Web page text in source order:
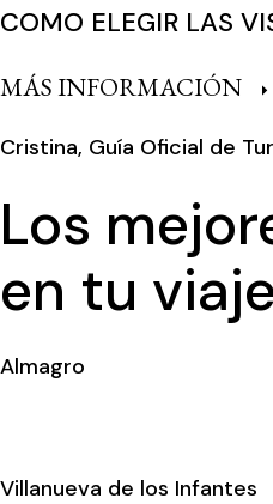
COMO ELEGIR LAS
MÁS INFORMACIÓN
Cristina, Guía Oficial de
Los
en tu
Almagro
Villanueva de los Infantes